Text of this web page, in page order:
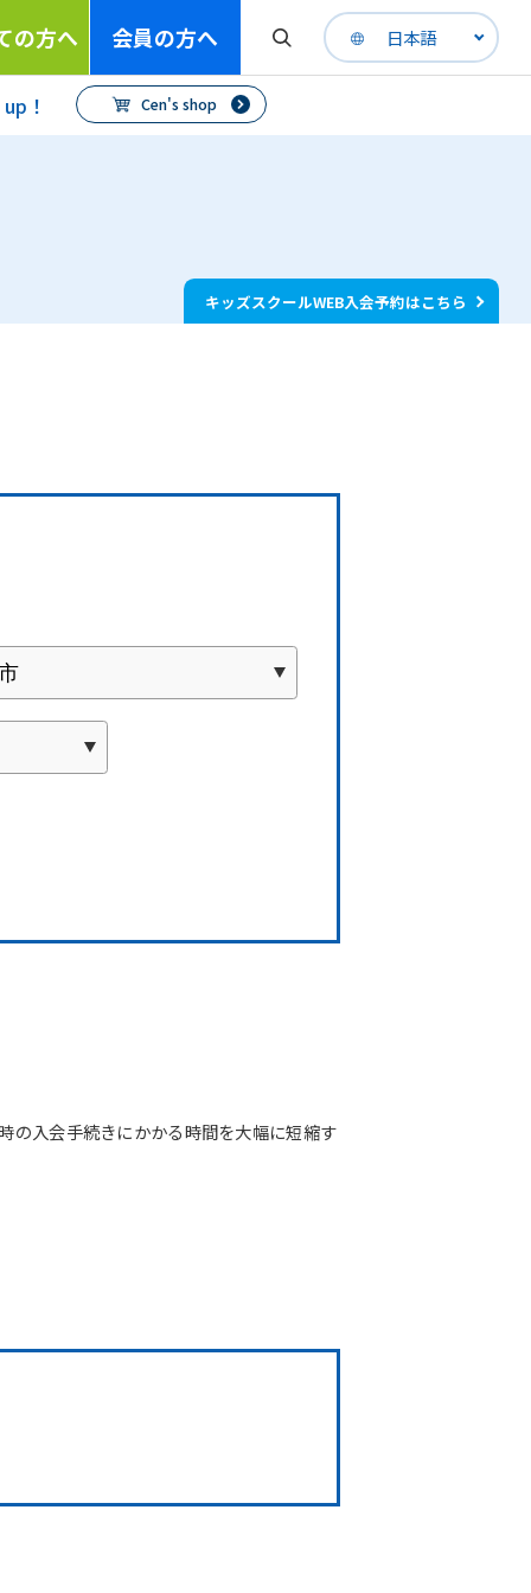
の方へ 会員の方へ 日本語
！ Cen's shop
キッズスクールWEB入会予約はこちら
の入会手続きにかかる時間を大幅に短縮す